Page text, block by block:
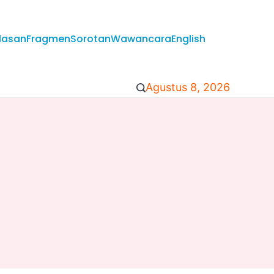
FragmenSorotanWawancaraEnglish
Agustus 8, 2026